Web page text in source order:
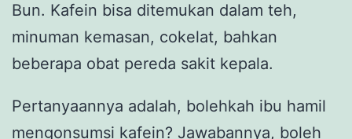
Bun. Kafein bisa ditemukan dalam teh,
minuman kemasan, cokelat, bahkan
beberapa obat pereda sakit kepala.
Pertanyaannya adalah, bolehkah ibu hamil
mengonsumsi kafein? Jawabannya, boleh